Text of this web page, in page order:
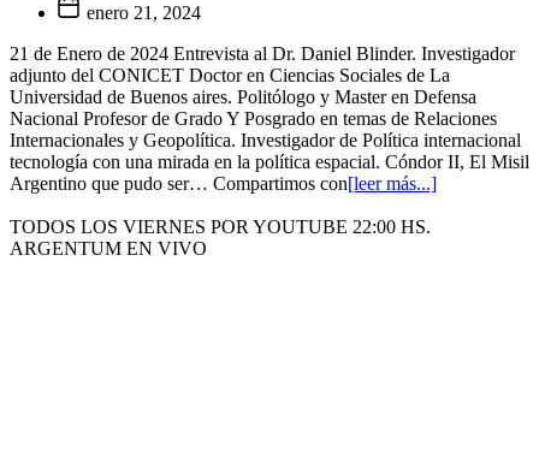
enero 21, 2024
21 de Enero de 2024 Entrevista al Dr. Daniel Blinder. Investigador
adjunto del CONICET Doctor en Ciencias Sociales de La
Universidad de Buenos aires. Politólogo y Master en Defensa
Nacional Profesor de Grado Y Posgrado en temas de Relaciones
Internacionales y Geopolítica. Investigador de Política internacional
tecnología con una mirada en la política espacial. Cóndor II, El Misil
Argentino que pudo ser… Compartimos con[leer más...]
TODOS LOS VIERNES POR YOUTUBE 22:00 HS.
ARGENTUM EN VIVO